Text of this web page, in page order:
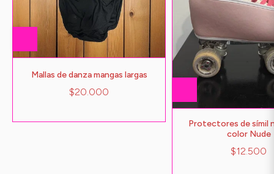
Mallas de danza mangas largas
$20.000
Protectores de símil
color Nude
$12.500